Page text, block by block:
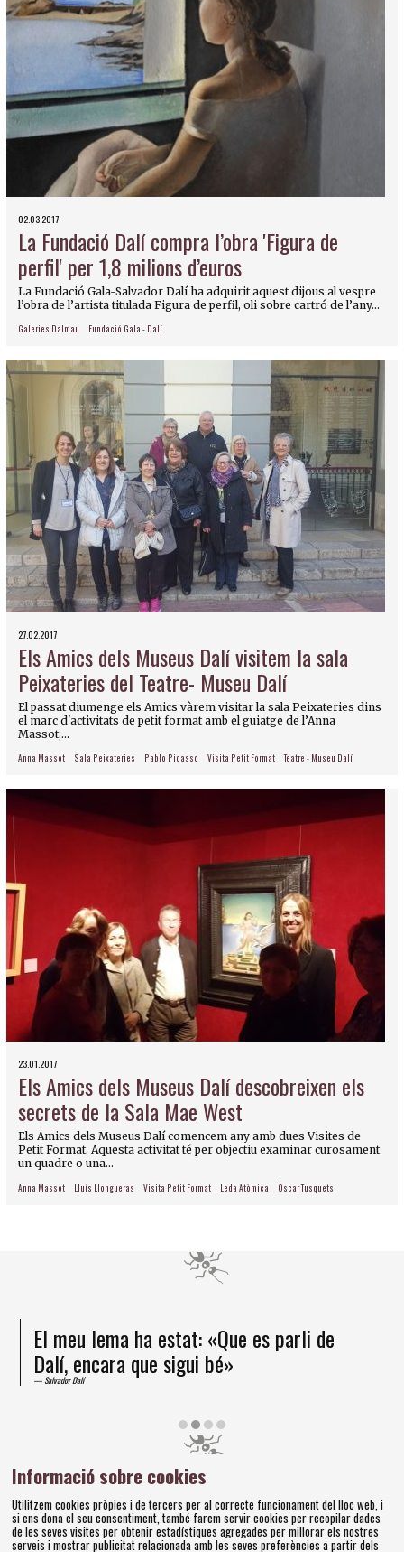
02.03.2017
La Fundació Dalí compra l’obra 'Figura de
perfil' per 1,8 milions d’euros
La Fundació Gala-Salvador Dalí ha adquirit aquest dijous al vespre
l’obra de l’artista titulada Figura de perfil, oli sobre cartró de l’any...
Galeries Dalmau Fundació Gala - Dalí
27.02.2017
Els Amics dels Museus Dalí visitem la sala
Peixateries del Teatre- Museu Dalí
El passat diumenge els Amics vàrem visitar la sala Peixateries dins
el marc d'activitats de petit format amb el guiatge de l’Anna
Massot,...
Anna Massot Sala Peixateries Pablo Picasso Visita Petit Format Teatre - Museu Dalí
23.01.2017
Els Amics dels Museus Dalí descobreixen els
secrets de la Sala Mae West
Els Amics dels Museus Dalí comencem any amb dues Visites de
Petit Format. Aquesta activitat té per objectiu examinar curosament
un quadre o una...
Anna Massot Lluís Llongueras Visita Petit Format Leda Atòmica Òscar Tusquets
El meu lema ha estat: «Que es parli de
Dalí, encara que sigui bé»
Salvador Dalí
Figueres
Tel. 972 677 520 |amics@fundaciodali.org
Informació sobre cookies
Utilitzem cookies pròpies i de tercers per al correcte funcionament del lloc web, i
si ens dona el seu consentiment, també farem servir cookies per recopilar dades
de les seves visites per obtenir estadístiques agregades per millorar els nostres
serveis i mostrar publicitat relacionada amb les seves preferències a partir dels